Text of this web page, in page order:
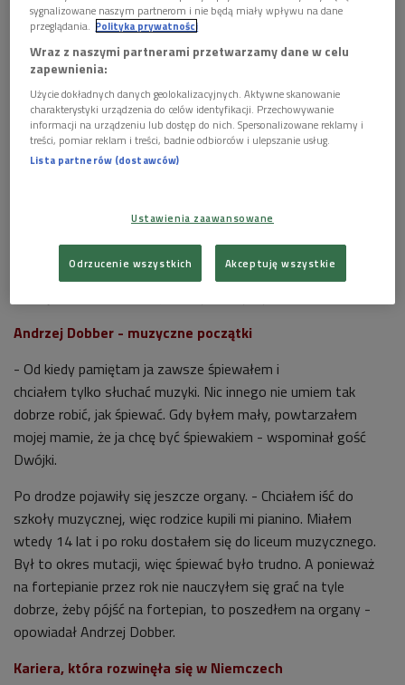
występował regularnie na deskach najważniejszych
teatrów operowych świata.
Mówi, że kawę najchętniej pija czarną i gorzką, bo
właśnie taka najlepiej oddaje jego charakter. Nie jest
łatwo namówić go na wywiad. Jeszcze trudniej jest go
w trakcie rozmowy nie znudzić.
Nam z wybitnym śpiewakiem udało spotkać się w
Andrzej Dobber to absolwent Akademii Muzycznej w
Krakowie.Swoją karierę artystyczną rozpoczął już na
Andrzej Dobber - muzyczne początki
- Od kiedy pamiętam ja zawsze śpiewałem i
chciałem tylko słuchać muzyki. Nic innego nie umiem tak
dobrze robić, jak śpiewać. Gdy byłem mały, powtarzałem
mojej mamie, że ja chcę być śpiewakiem - wspominał gość
Dwójki.
Po drodze pojawiły się jeszcze organy. - Chciałem iść do
szkoły muzycznej, więc rodzice kupili mi pianino. Miałem
wtedy 14 lat i po roku dostałem się do liceum muzycznego.
Był to okres mutacji, więc śpiewać było trudno. A ponieważ
na fortepianie przez rok nie nauczyłem się grać na tyle
dobrze, żeby pójść na fortepian, to poszedłem na organy -
opowiadał Andrzej Dobber.
Kariera, która rozwinęła się w Niemczech
sygnalizowane naszym partnerom i nie będą miały wpływu na dane
przeglądania. Polityka prywatności
Wraz z naszymi partnerami przetwarzamy dane w celu
zapewnienia:
Użycie dokładnych danych geolokalizacyjnych. Aktywne skanowanie
charakterystyki urządzenia do celów identyfikacji. Przechowywanie
informacji na urządzeniu lub dostęp do nich. Spersonalizowane reklamy i
treści, pomiar reklam i treści, badnie odbiorców i ulepszanie usług.
Lista partnerów (dostawców)
Ustawienia zaawansowane
Odrzucenie wszystkich Akceptuję wszystkie